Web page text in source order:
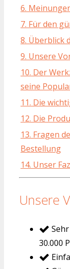
6.
7. Für den
8. Überblick
9. Unsere
10. Der
seine
11. Die
12. Die
13. Fragen
Bestellung
14. Unser
Unsere
30.000